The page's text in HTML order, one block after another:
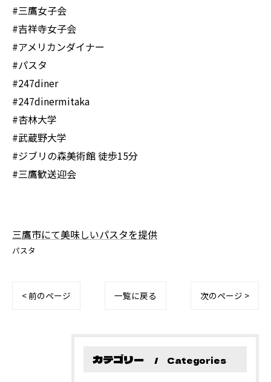
#三鷹女子会
#吉祥寺女子会
#アメリカンダイナー
#パスタ
#247diner
#247dinermitaka
#杏林大学
#武蔵野大学
#ジブリの森美術館 徒歩15分
#三鷹歓送迎会
三鷹市にて美味しいパスタを提供
パスタ
< 前のページ 一覧に戻る 次のページ >
カテゴリー Categories